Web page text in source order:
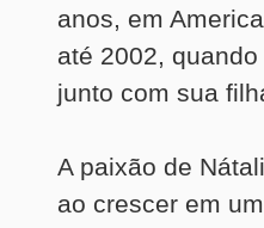
anos, em
até 2002,
junto com sua
A paixão de
ao crescer em